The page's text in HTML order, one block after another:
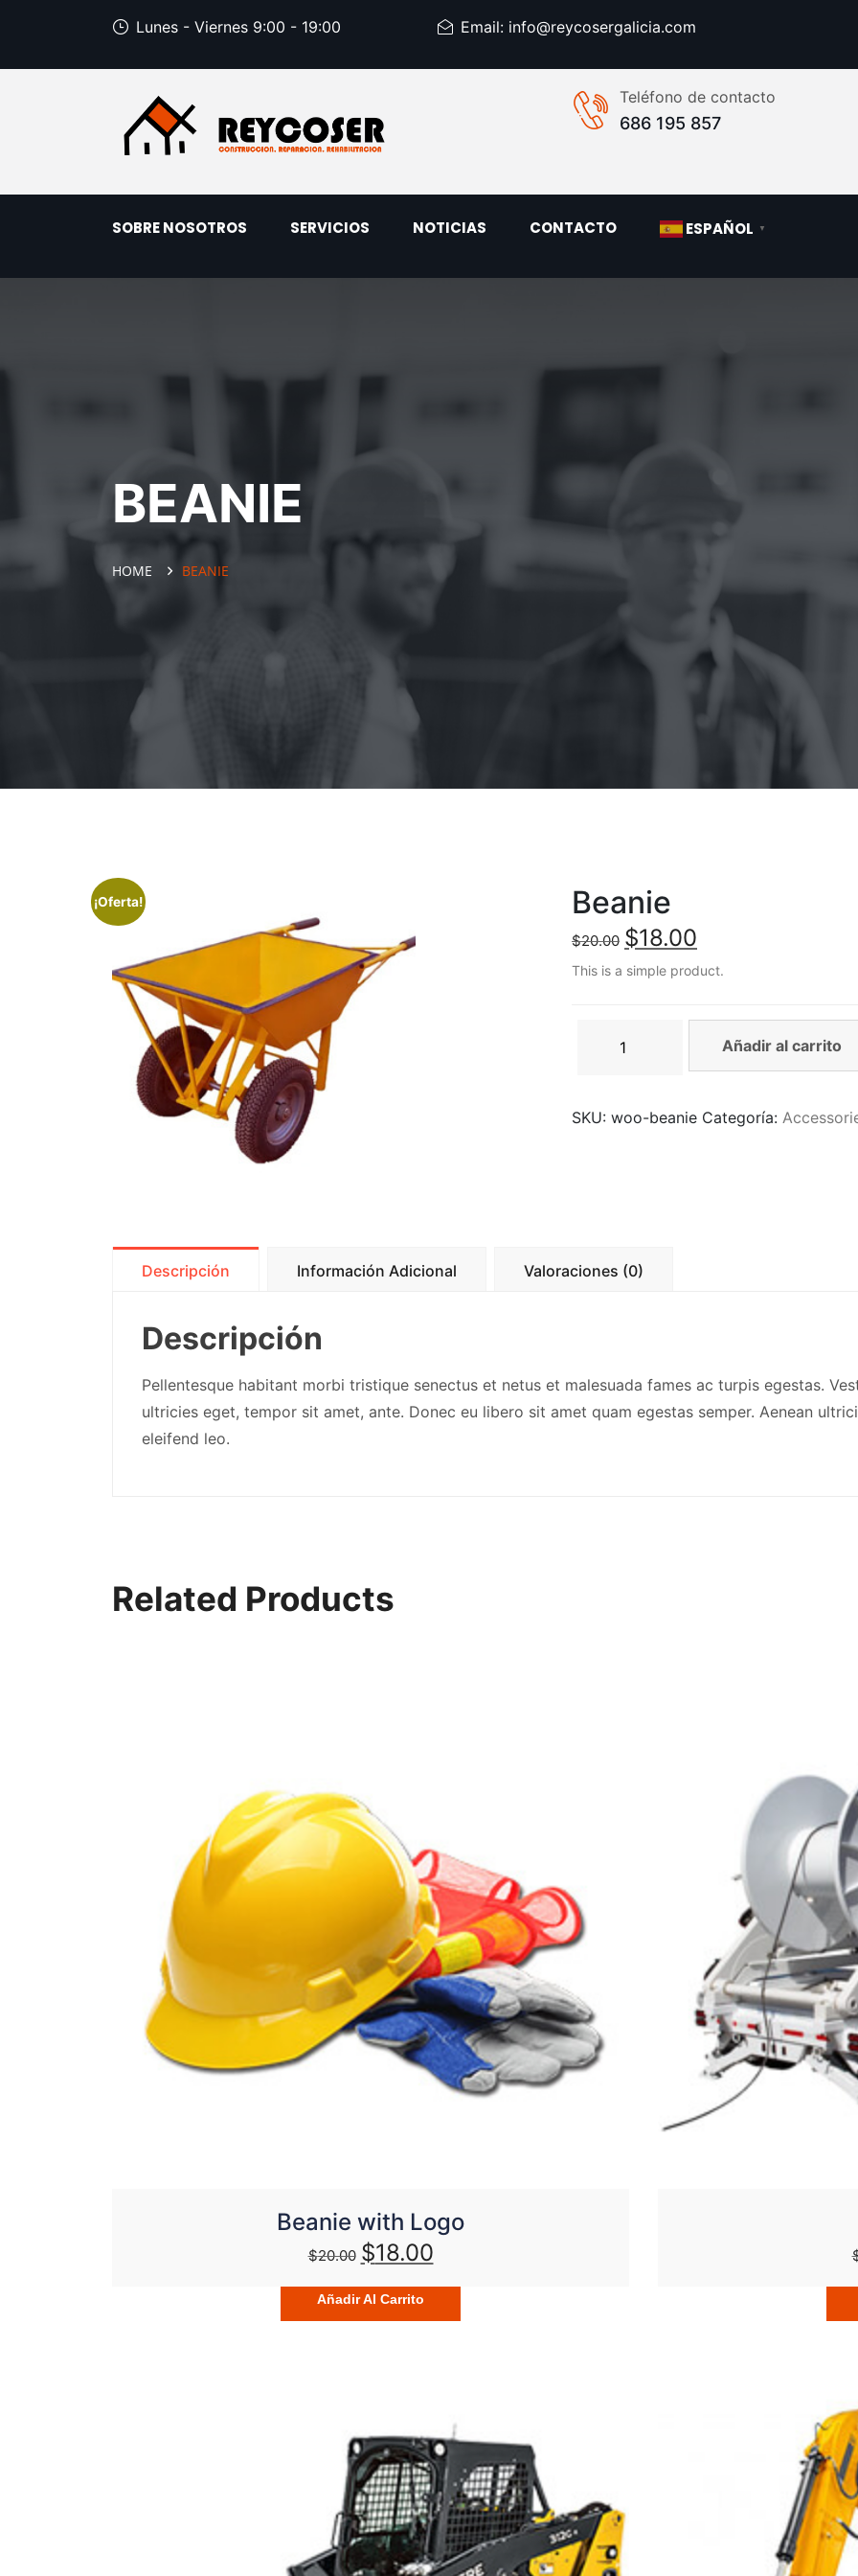
Lunes - Viernes 9:00 - 19:00 Email: info@reycosergalicia.com
Teléfono de contacto
686 195 857
SOBRE NOSOTROS SERVICIOS NOTICIAS CONTACTO ESPAÑOL ▼
BEANIE
HOME BEANIE
¡Oferta! Beanie
$20.00 $18.00
This is a simple product.
Añadir al carrito
SKU: woo-beanie Categoría:
Descripción Información Adicional Valoraciones (0)
Descripción
Pellentesque habitant morbi tristique senectus et netus et malesuada fames ac turpis egestas.
ultricies eget, tempor sit amet, ante. Donec eu libero sit amet quam egestas semper. Aenean
eleifend leo.
Related Products
Beanie with Logo
$20.00 $18.00
Añadir Al Carrito